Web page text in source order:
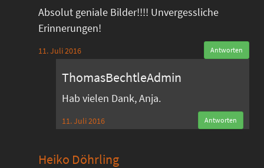
Absolut geniale Bilder!!!! Unvergessliche
Erinnerungen!
11. Juli 2016 Antworten
ThomasBechtleAdmin
Hab vielen Dank, Anja.
11. Juli 2016 Antworten
Heiko Döhrling